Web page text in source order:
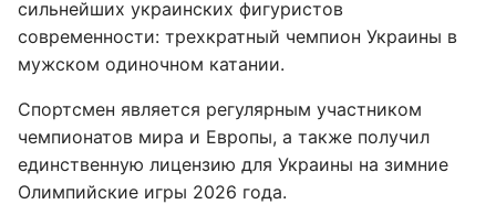
сильнейших украинских фигуристов
современности: трехкратный чемпион Украины в
мужском одиночном катании.
Спортсмен является регулярным участником
чемпионатов мира и Европы, а также получил
единственную лицензию для Украины на зимние
Олимпийские игры 2026 года.